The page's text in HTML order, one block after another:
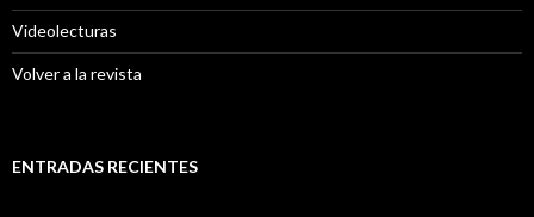
Videolecturas
Volver a la revista
ENTRADAS RECIENTES